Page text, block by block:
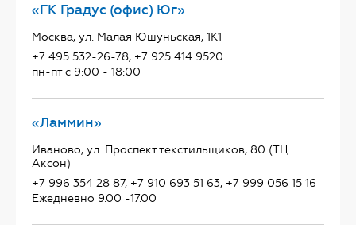
«ГК Градус (офис) Юг»
Москва, ул. Малая Юшуньская, 1К1
+7 495 532-26-78, +7 925 414 9520
пн-пт с 9:00 - 18:00
«Ламмин»
Иваново, ул. Проспект текстильщиков, 80 (ТЦ
Аксон)
+7 996 354 28 87, +7 910 693 51 63, +7 999 056 15 16
Ежедневно 9.00 -17.00